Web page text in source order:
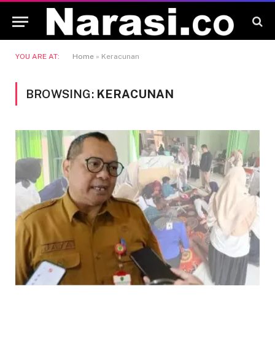
YOU ARE AT: Home » Keracunan
BROWSING: KERACUNAN